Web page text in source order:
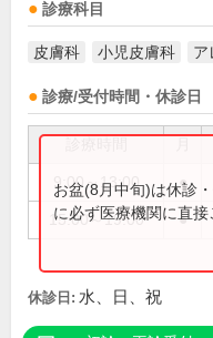
診療科目
皮膚科 小児皮膚科 ア
診療/受付時間・休診日
9:00～13:00 ●
15:00～19:00 ●
お盆(8月中旬)は休診
に必ず医療機関に直接
休診日: 水、日、祝